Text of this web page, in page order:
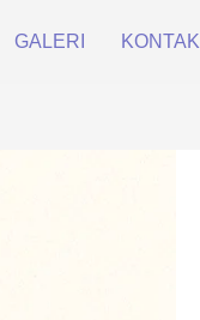
GALERI KONTAK